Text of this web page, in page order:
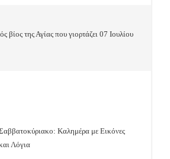
βίος της Αγίας που γιορτάζει 07 Ιουλίου
Καλημέρα με Εικόνες
Λόγια